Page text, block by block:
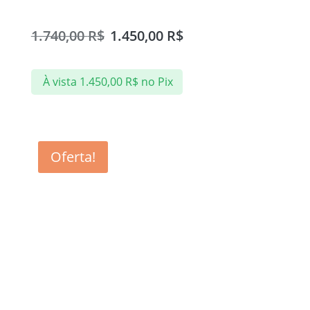
1.740,00R$ 1.450,00 R$
À vista 1.450,00 R$ no Pix
Oferta!